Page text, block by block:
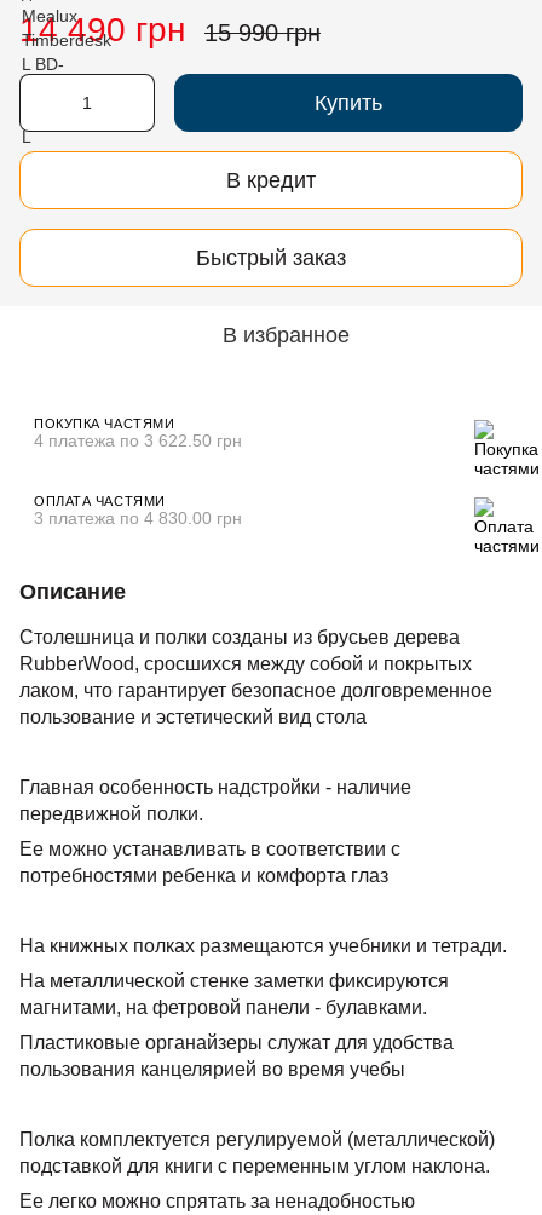
14 490 грн 15 990 грн
Купить
В кредит
Быстрый заказ
В избранное
ПОКУПКА ЧАСТЯМИ
4 платежа по 3 622.50 грн
ОПЛАТА ЧАСТЯМИ
3 платежа по 4 830.00 грн
Описание
Столешница и полки созданы из брусьев дерева
RubberWood, сросшихся между собой и покрытых
лаком, что гарантирует безопасное долговременное
пользование и эстетический вид стола
Главная особенность надстройки - наличие
передвижной полки.
Ее можно устанавливать в соответствии с
потребностями ребенка и комфорта глаз
На книжных полках размещаются учебники и тетради.
На металлической стенке заметки фиксируются
магнитами, на фетровой панели - булавками.
Пластиковые органайзеры служат для удобства
пользования канцелярией во время учебы
Полка комплектуется регулируемой (металлической)
подставкой для книги с переменным углом наклона.
Ее легко можно спрятать за ненадобностью